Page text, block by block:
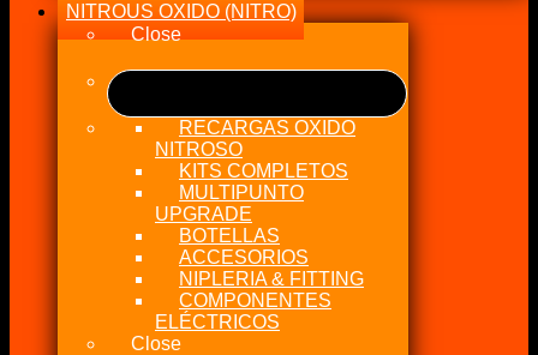
NITROUS OXIDO (NITRO)
Close
RECARGAS OXIDO
NITROSO
KITS COMPLETOS
MULTIPUNTO
UPGRADE
BOTELLAS
ACCESORIOS
NIPLERIA & FITTING
COMPONENTES
ELÉCTRICOS
Close